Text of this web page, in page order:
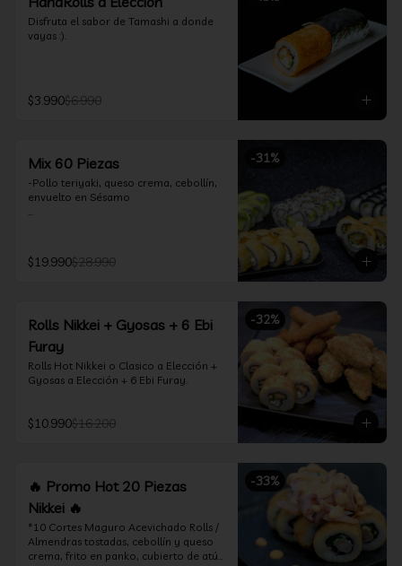
Disfruta el sabor de Tamashi a donde
vayas :).
$3.990$6.990
-31%
Mix 60 Piezas
-Pollo teriyaki, queso crema, cebollín,
envuelto en Sésamo
-Camarón furay, queso crema,
frito en tempura.
-Kanikama, queso crema, envuelto en
nori (hosomaki)
$19.990$28.990
-32%
Rolls Nikkei + Gyosas + 6 Ebi
Furay
Rolls Hot Nikkei o Clasico a Elección +
Gyosas a Elección + 6 Ebi Furay.
$10.990$16.200
-33%
🔥 Promo Hot 20 Piezas
Nikkei 🔥
*10 Cortes Maguro Acevichado Rolls /
Almendras tostadas, cebollín y queso
crema, frito en panko, cubierto de atún